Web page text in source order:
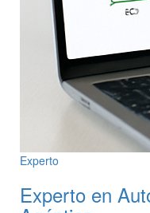
Experto
Experto en